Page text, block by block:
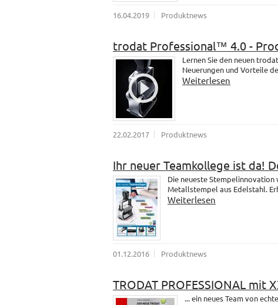
16.04.2019 Produktnews
trodat Professional™ 4.0 -
Lernen Sie den neuen
Neuerungen und Vorteile
Weiterlesen
22.02.2017 Produktnews
Ihr neuer Teamkollege ist da!
Die neueste
Metallstempel aus Edelstahl.
Weiterlesen
01.12.2016 Produktnews
TRODAT PROFESSIONAL mit
... ein neues Team von